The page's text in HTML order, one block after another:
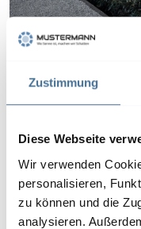
Zustimmung
Diese Webseite
Wir verwenden
personalisieren,
zu können und die
analysieren.
Sonnenschutz
Freien.